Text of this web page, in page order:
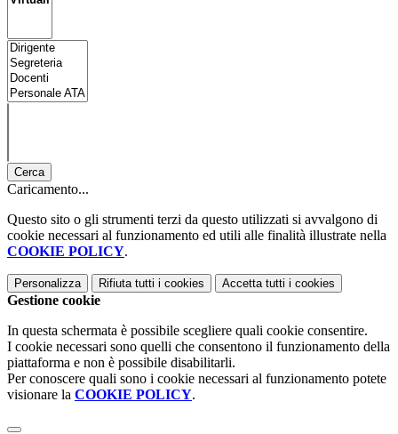
Cerca
Caricamento...
Questo sito o gli strumenti terzi da questo utilizzati si avvalgono di
cookie necessari al funzionamento ed utili alle finalità illustrate nella
COOKIE POLICY.
Personalizza Rifiuta tutti i cookies Accetta tutti i cookies
Gestione cookie
In questa schermata è possibile scegliere quali cookie consentire.
I cookie necessari sono quelli che consentono il funzionamento della
piattaforma e non è possibile disabilitarli.
Per conoscere quali sono i cookie necessari al funzionamento potete
visionare la COOKIE POLICY.